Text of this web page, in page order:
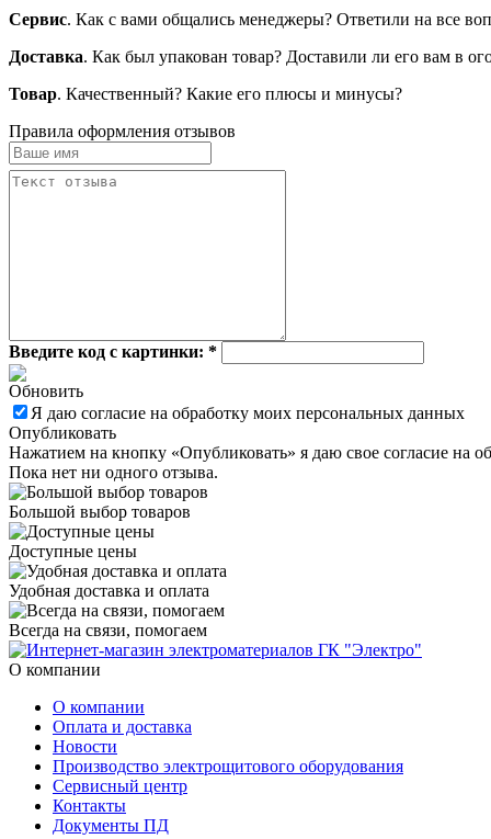
Сервис. Как с вами общались менеджеры? Ответили на все
Доставка. Как был упакован товар? Доставили ли его вам в
Товар. Качественный? Какие его плюсы и минусы?
Правила оформления отзывов
Введите код с картинки: *
Обновить
Я даю согласие на обработку моих персональных данных
Опубликовать
Нажатием на кнопку «Опубликовать» я даю свое согласие на
Пока нет ни одного отзыва.
Большой выбор товаров
Доступные цены
Удобная доставка и оплата
Всегда на связи, помогаем
О компании
О компании
Оплата и доставка
Новости
Производство электрощитового оборудования
Сервисный центр
Контакты
Документы ПД